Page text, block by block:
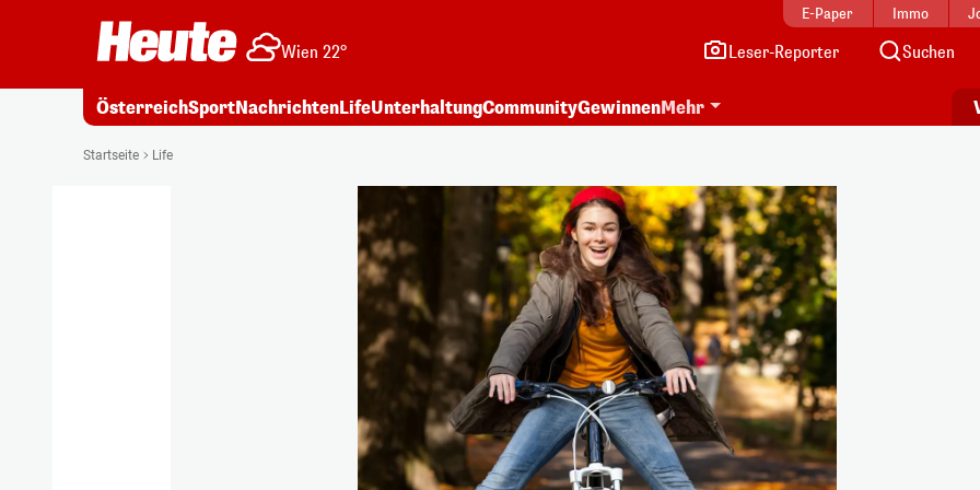
E-Paper Immo
Wien 22° Leser-Reporter Suchen
ÖsterreichSportNachrichtenLifeUnterhaltungCommunityGewinnenMehr
Startseite Life